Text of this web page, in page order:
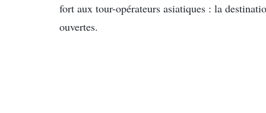
fort aux tour-opérateurs asiatiques : la
ouvertes.